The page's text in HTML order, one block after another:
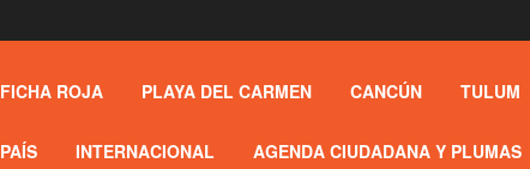
FICHA ROJA PLAYA DEL CARMEN CANCÚN TULUM
PAÍS INTERNACIONAL AGENDA CIUDADANA Y PLUMAS